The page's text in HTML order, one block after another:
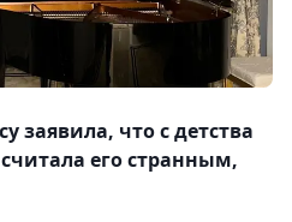
заявила, что с детства
его странным,